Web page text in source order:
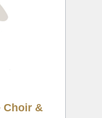
Choir &